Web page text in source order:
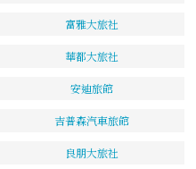
富雅大旅社
華都大旅社
安迪旅館
吉普森汽車旅館
良朋大旅社